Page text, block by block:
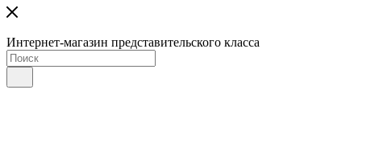
Интернет-магазин представительского класса